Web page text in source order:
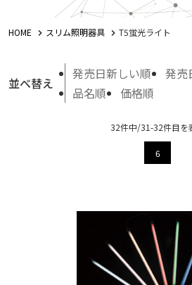
HOME スリム照明器具 T5蛍光ライト
並べ替え
発売日新しい順 発売
品名順
価格順
32件中/31-32件目を
6